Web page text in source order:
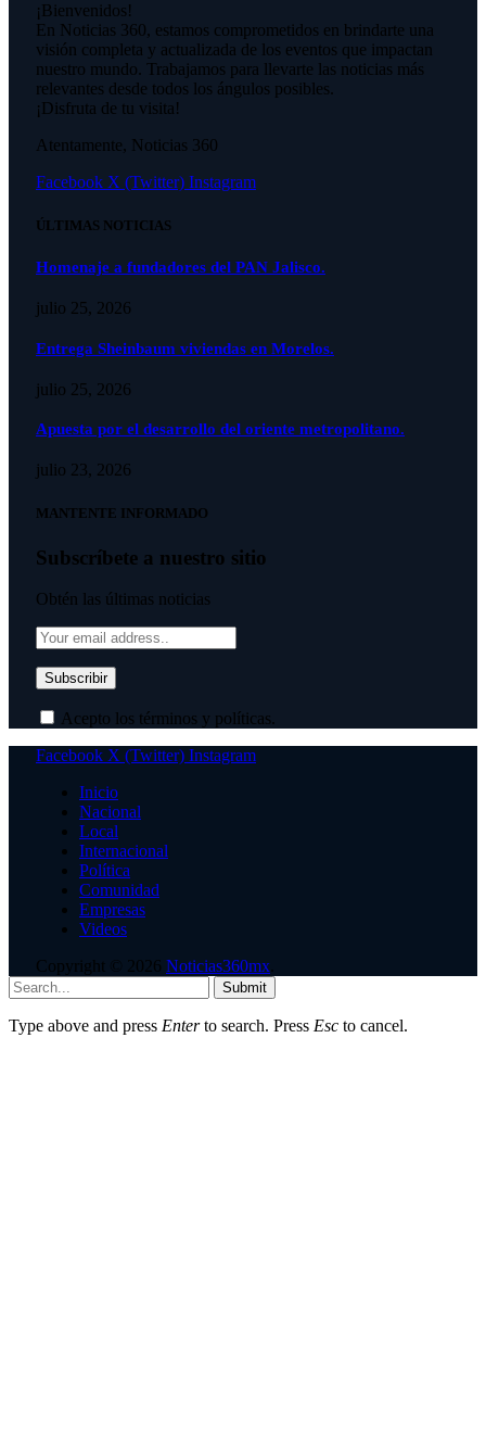
¡Bienvenidos!
En Noticias 360, estamos comprometidos en brindarte una
visión completa y actualizada de los eventos que impactan
nuestro mundo. Trabajamos para llevarte las noticias más
relevantes desde todos los ángulos posibles.
¡Disfruta de tu visita!
Atentamente, Noticias 360
Facebook X (Twitter) Instagram
ÚLTIMAS NOTICIAS
Homenaje a fundadores del PAN Jalisco.
julio 25, 2026
Entrega Sheinbaum viviendas en Morelos.
julio 25, 2026
Apuesta por el desarrollo del oriente metropolitano.
julio 23, 2026
MANTENTE INFORMADO
Subscríbete a nuestro sitio
Obtén las últimas noticias
Acepto los términos y políticas.
Facebook X (Twitter) Instagram
Inicio
Nacional
Local
Internacional
Política
Comunidad
Empresas
Videos
Copyright © 2026 Noticias360mx
Submit
Type above and press Enterto search. Press Esc to cancel.